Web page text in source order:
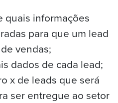
quais informações
para que um lead
vendas;
dados de cada lead;
x de leads que será
ser entregue ao setor